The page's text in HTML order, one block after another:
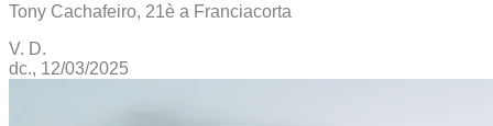
Tony Cachafeiro, 21è a Franciacorta
V. D.
dc., 12/03/2025